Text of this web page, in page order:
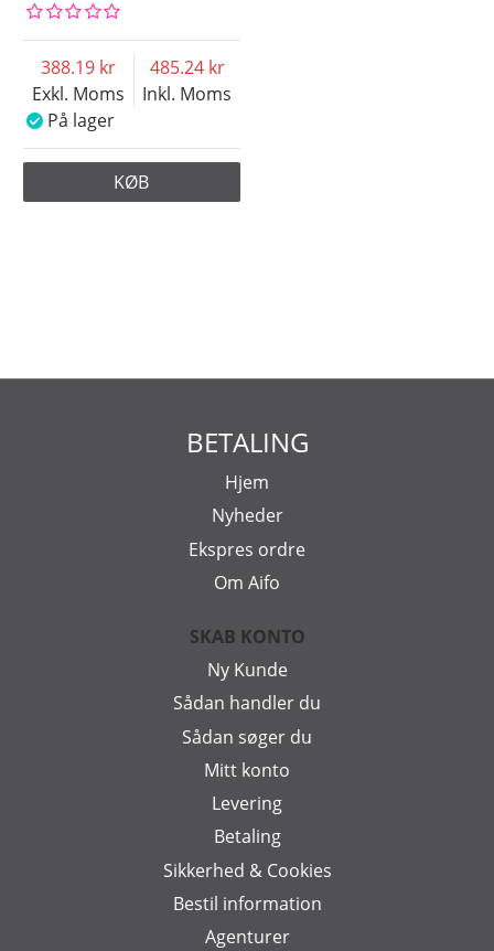
Exkl. Moms
388.19
Inkl. Moms
485.24
På lager
KØB
BETALING
Hjem
Nyheder
Ekspres ordre
Om Aifo
SKAB KONTO
Ny Kunde
Sådan handler du
Sådan søger du
Mitt konto
Levering
Betaling
Sikkerhed & Cookies
Bestil information
Agenturer